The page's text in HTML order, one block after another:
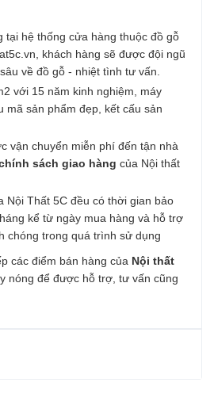
tại hệ thống cửa hàng thuộc đồ gỗ
khách hàng sẽ được đội ngũ
về đồ gỗ - nhiệt tình tư vấn.
với 15 năm kinh nghiệm, máy
mã sản phẩm đẹp, kết cấu sản
vận chuyển miễn phí đến tận nhà
sách giao hàng của Nội thất
Nội Thất 5C đều có thời gian bảo
kể từ ngày mua hàng và hỗ trợ
chóng trong quá trình sử dụng
các điểm bán hàng của Nội thất
nóng để được hỗ trợ, tư vấn cũng